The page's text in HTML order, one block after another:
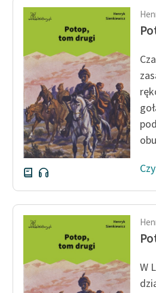
skandynawskiej literatury
feministycznej
Ręce pełne poezji
Kolekcje edukacyjne
twórców przechodzących
do domeny publicznej,
lektur szkolnych oraz
Starego Testamentu
Odkurzamy bohaterów
Szkoła Poezji Wolnych
Lektur
O nas
O projekcie
Zespół
W